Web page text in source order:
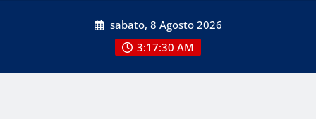
sabato, 8 Agosto 2026
3:17:32 AM